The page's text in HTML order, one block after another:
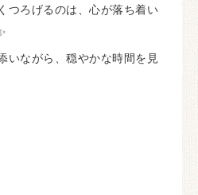
つろげるのは、心が落ち着い
いながら、穏やかな時間を見